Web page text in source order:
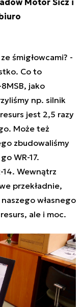
Motor Sicz i
śmigłowcami? -
Co to
jako
np. silnik
jest 2,5 razy
Może też
zbudowaliśmy
WR-17.
Wewnątrz
przekładnie,
własnego
ale i moc.